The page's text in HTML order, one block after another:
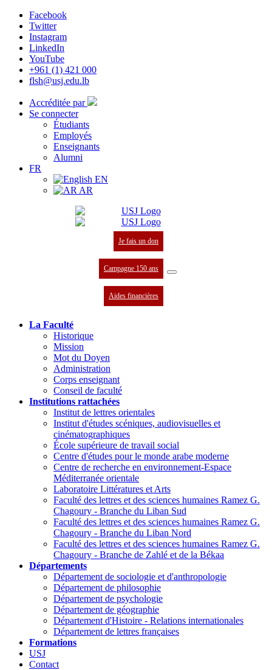
Facebook
Twitter
Instagram
LinkedIn
YouTube
+961 (1) 421 000
flsh@usj.edu.lb
Accréditée par
Se connecter
Étudiants
Employés
Enseignants
Alumni
FR
EN
AR
Je fais un don
Campagne 150 ans
Aides financières
La Faculté
Historique
Mission
Mot du Doyen
Administration
Corps enseignant
Conseil de faculté
Institutions rattachées
Institut de lettres orientales
Institut d'études scéniques, audiovisuelles et
cinématographiques
École supérieure de travail social
Centre d'études pour le monde arabe moderne
Centre de recherche en environnement-Espace
Méditerranée orientale
Laboratoire Littératures et Arts
Faculté des lettres et des sciences humaines Ramez G.
Chagoury - Branche du Liban Sud
Faculté des lettres et des sciences humaines Ramez G.
Chagoury - Branche du Liban Nord
Faculté des lettres et des sciences humaines Ramez G.
Chagoury - Branche de Zahlé et de la Békaa
Départements
Département de sociologie et d'anthropologie
Département de philosophie
Département de psychologie
Département de géographie
Département d'Histoire - Relations internationales
Département de lettres françaises
Formations
USJ
Contact